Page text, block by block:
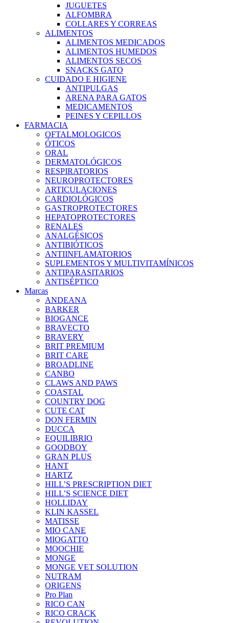
JUGUETES
ALFOMBRA
COLLARES Y CORREAS
ALIMENTOS
ALIMENTOS MEDICADOS
ALIMENTOS HUMEDOS
ALIMENTOS SECOS
SNACKS GATO
CUIDADO E HIGIENE
ANTIPULGAS
ARENA PARA GATOS
MEDICAMENTOS
PEINES Y CEPILLOS
FARMACIA
OFTALMOLOGICOS
ÓTICOS
ORAL
DERMATOLÓGICOS
RESPIRATORIOS
NEUROPROTECTORES
ARTICULACIONES
CARDIOLÓGICOS
GASTROPROTECTORES
HEPATOPROTECTORES
RENALES
ANALGÉSICOS
ANTIBIÓTICOS
ANTIINFLAMATORIOS
SUPLEMENTOS Y MULTIVITAMÍNICOS
ANTIPARASITARIOS
ANTISÉPTICO
Marcas
ANDEANA
BARKER
BIOGANCE
BRAVECTO
BRAVERY
BRIT PREMIUM
BRIT CARE
BROADLINE
CANBO
CLAWS AND PAWS
COASTAL
COUNTRY DOG
CUTE CAT
DON FERMIN
DUCCA
EQUILIBRIO
GOODBOY
GRAN PLUS
HANT
HARTZ
HILL’S PRESCRIPTION DIET
HILL’S SCIENCE DIET
HOLLIDAY
KLIN KASSEL
MATISSE
MIO CANE
MIOGATTO
MOOCHIE
MONGE
MONGE VET SOLUTION
NUTRAM
ORIGENS
Pro Plan
RICO CAN
RICO CRACK